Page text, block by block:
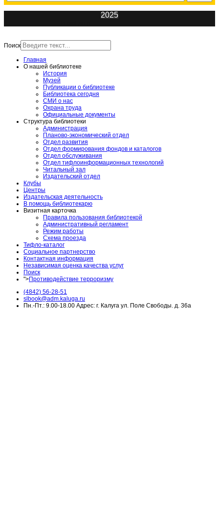
2025
Поиск
Главная
О нашей библиотеке
История
Музей
Публикации о библиотеке
Библиотека сегодня
СМИ о нас
Охрана труда
Официальные документы
Структура библиотеки
Администрация
Планово-экономический отдел
Отдел развития
Отдел формирования фондов и каталогов
Отдел обслуживания
Отдел тифлоинформационных технологий
Читальный зал
Издательский отдел
Клубы
Центры
Издательская деятельность
В помощь библиотекарю
Визитная карточка
Правила пользования библиотекой
Административный регламент
Режим работы
Схема проезда
Тифло-каталог
Социальное партнерство
Контактная информация
Независимая оценка качества услуг
Поиск
">Противодействие терроризму
(4842) 56-28-51
slbook@adm.kaluga.ru
Пн.-Пт.: 9.00-18.00 Адрес: г. Калуга ул. Поле Свободы. д. 36а